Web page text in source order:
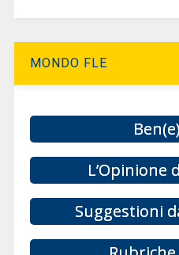
MONDO FLE
L’Opinione
Suggestioni